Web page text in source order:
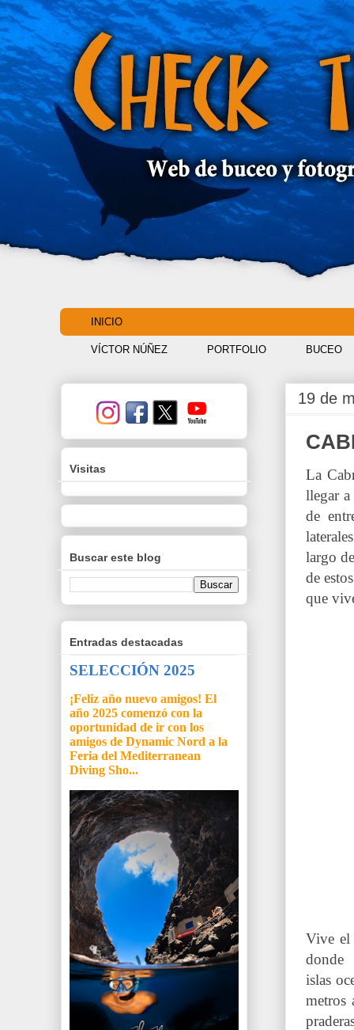
INICIO
VÍCTOR NÚÑEZ PORTFOLIO BUCEO
19 de
La
llegar a
de
largo
de
que
Vive el
donde
islas
metros
Visitas
Buscar este blog
Entradas destacadas
SELECCIÓN 2025
¡Feliz año nuevo amigos! El
año 2025 comenzó con la
oportunidad de ir con los
amigos de Dynamic Nord a la
Feria del Mediterranean
Diving Sho...